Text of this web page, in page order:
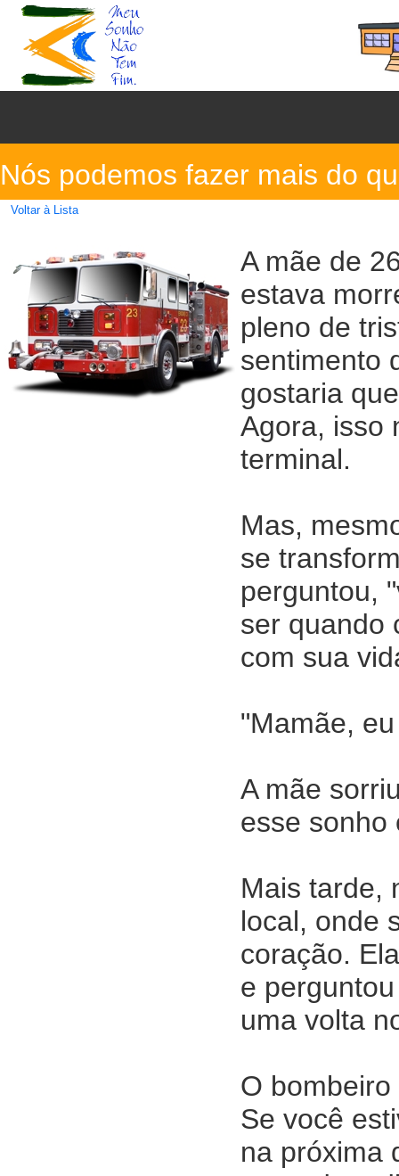
Nós podemos fazer mais do
Voltar à Lista
A mãe de
estava
pleno de
sentimento
gostaria
Agora, isso
terminal.
Mas,
se
perguntou,
ser quando
com sua
"Mamãe,
A mãe
esse sonho
Mais tarde,
local, onde
coração.
e
uma volta
O
Se você
na próxima